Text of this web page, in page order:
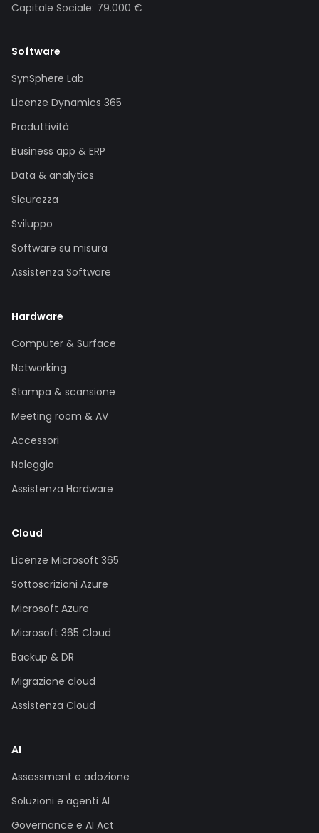
Capitale Sociale: 79.000 €
Software
SynSphere Lab
Licenze Dynamics 365
Produttività
Business app & ERP
Data & analytics
Sicurezza
Sviluppo
Software su misura
Assistenza Software
Hardware
Computer & Surface
Networking
Stampa & scansione
Meeting room & AV
Accessori
Noleggio
Assistenza Hardware
Cloud
Licenze Microsoft 365
Sottoscrizioni Azure
Microsoft Azure
Microsoft 365 Cloud
Backup & DR
Migrazione cloud
Assistenza Cloud
AI
Assessment e adozione
Soluzioni e agenti AI
Governance e AI Act